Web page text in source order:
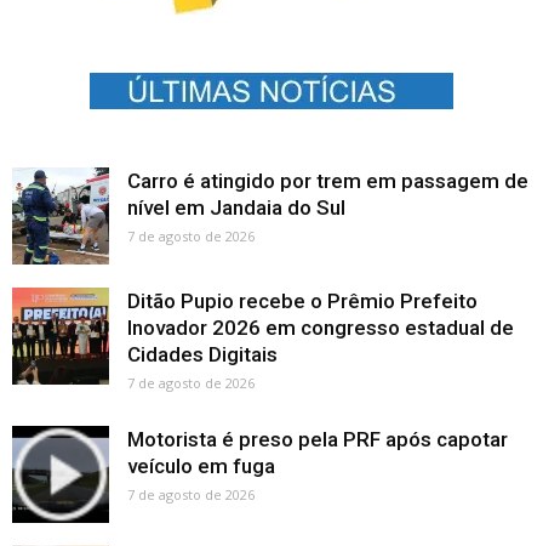
Carro é atingido por trem em passagem de
nível em Jandaia do Sul
7 de agosto de 2026
Ditão Pupio recebe o Prêmio Prefeito
Inovador 2026 em congresso estadual de
Cidades Digitais
7 de agosto de 2026
Motorista é preso pela PRF após capotar
veículo em fuga
7 de agosto de 2026